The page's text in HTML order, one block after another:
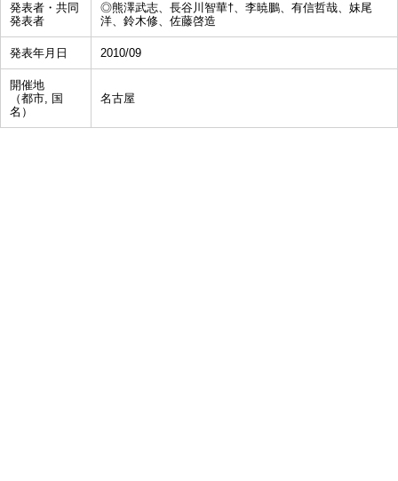
発表者・共同
発表者
◎熊澤武志、長谷川智華†、李暁鵬、有信哲哉、妹尾
洋、鈴木修、佐藤啓造
発表年月日 2010/09
開催地
（都市, 国
名）
名古屋